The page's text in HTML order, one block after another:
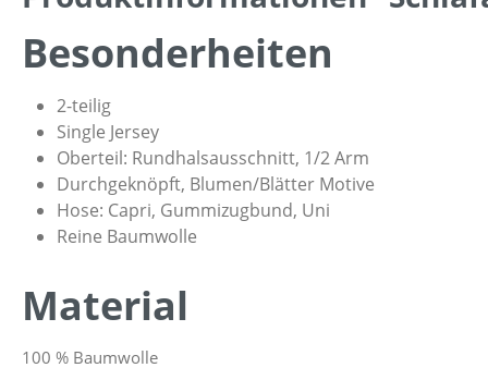
Besonderheiten
2-teilig
Single Jersey
Oberteil: Rundhalsausschnitt, 1/2 Arm
Durchgeknöpft, Blumen/Blätter Motive
Hose: Capri, Gummizugbund, Uni
Reine Baumwolle
Material
100 % Baumwolle